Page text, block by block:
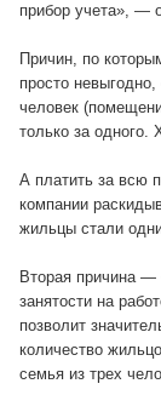
прибор учета», —
Причин, по
просто
человек
только за одного.
А платить за всю
компании
жильцы стали
Вторая причина —
занятости на
позволит
количество
семья из трех